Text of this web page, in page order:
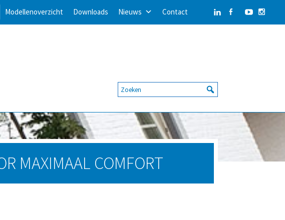
Modellenoverzicht Downloads Nieuws Contact
MAXIMAAL COMFORT